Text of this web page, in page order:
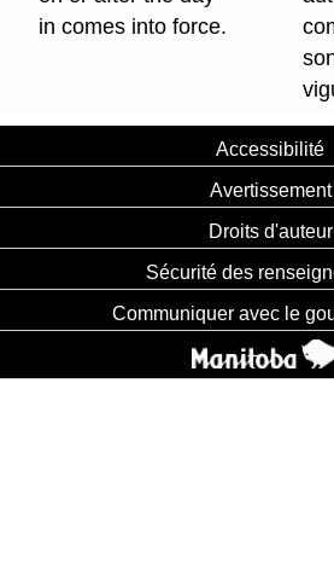
in comes into force.
Accessibilité
Avertissement
Droits d'auteur
Sécurité des
Communiquer avec le